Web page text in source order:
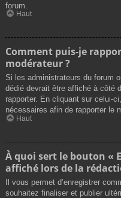
forum.
Haut
Comment puis-je
modérateur ?
Si les administrateurs du forum
dédié devrait être affiché à côté
rapporter. En cliquant sur celui-
nécessaires afin de rapporter le
Haut
À quoi sert le bouton «
affiché lors de la
Il vous permet d’enregistrer
souhaitez finaliser et publier